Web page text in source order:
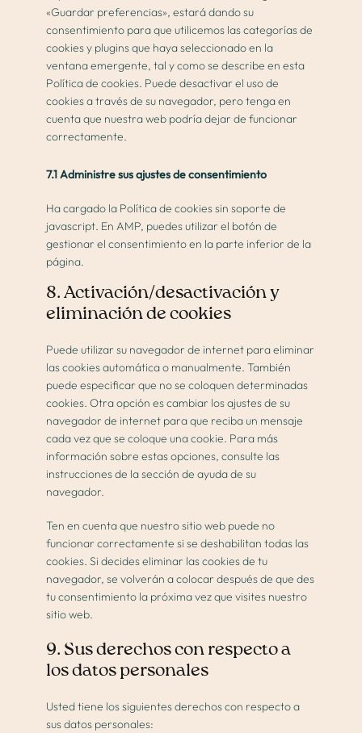
«Guardar preferencias», estará dando su
consentimiento para que utilicemos las categorías de
cookies y plugins que haya seleccionado en la
ventana emergente, tal y como se describe en esta
Política de cookies. Puede desactivar el uso de
cookies a través de su navegador, pero tenga en
cuenta que nuestra web podría dejar de funcionar
correctamente.
7.1 Administre sus ajustes de consentimiento
Ha cargado la Política de cookies sin soporte de
javascript. En AMP, puedes utilizar el botón de
gestionar el consentimiento en la parte inferior de la
página.
8. Activación/desactivación y
eliminación de cookies
Puede utilizar su navegador de internet para eliminar
las cookies automática o manualmente. También
puede especificar que no se coloquen determinadas
cookies. Otra opción es cambiar los ajustes de su
navegador de internet para que reciba un mensaje
cada vez que se coloque una cookie. Para más
información sobre estas opciones, consulte las
instrucciones de la sección de ayuda de su
navegador.
Ten en cuenta que nuestro sitio web puede no
funcionar correctamente si se deshabilitan todas las
cookies. Si decides eliminar las cookies de tu
navegador, se volverán a colocar después de que des
tu consentimiento la próxima vez que visites nuestro
sitio web.
9. Sus derechos con respecto a
los datos personales
Usted tiene los siguientes derechos con respecto a
sus datos personales: